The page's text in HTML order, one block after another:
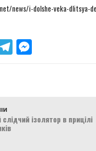
news/i-dolshe-veka-dlitsya-
TelegramMessenger
ізолятор в прицілі